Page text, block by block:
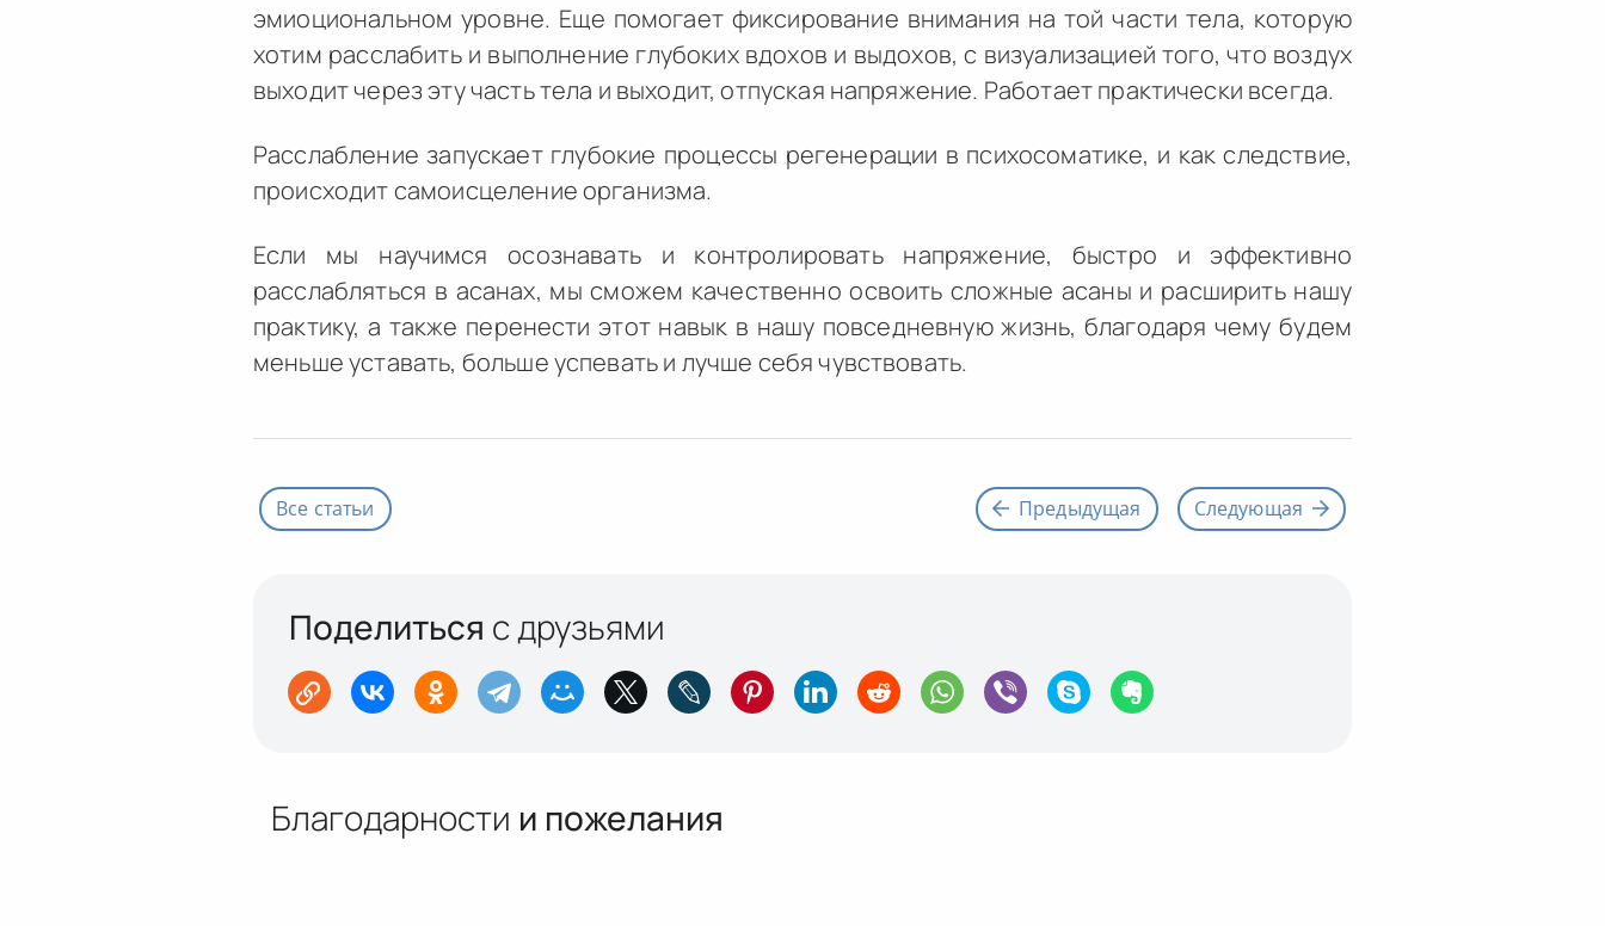
эмиоциональном уровне. Еще помогает фиксирование внимания на той части тела, которую
хотим расслабить и выполнение глубоких вдохов и выдохов, с визуализацией того, что воздух
выходит через эту часть тела и выходит, отпуская напряжение. Работает практически всегда.
Расслабление запускает глубокие процессы регенерации в психосоматике, и как следствие,
происходит самоисцеление организма.
Если мы научимся осознавать и контролировать напряжение, быстро и эффективно
расслабляться в асанах, мы сможем качественно освоить сложные асаны и расширить нашу
практику, а также перенести этот навык в нашу повседневную жизнь, благодаря чему будем
меньше уставать, больше успевать и лучше себя чувствовать.
Предыдущая Следующая
Все статьи
Поделиться с друзьями
Благодарности и пожелания